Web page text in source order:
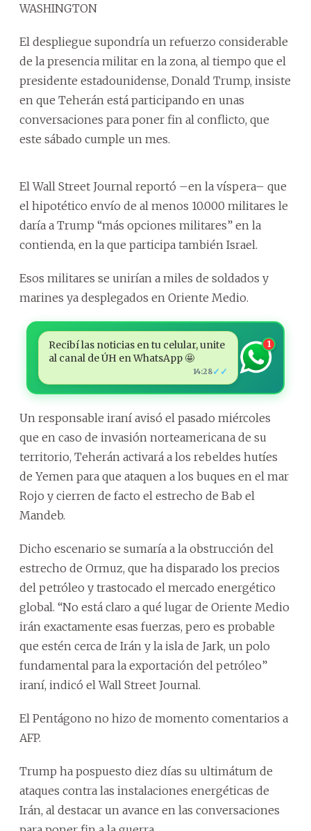
WASHINGTON
El despliegue supondría un refuerzo considerable
de la presencia militar en la zona, al tiempo que el
presidente estadounidense, Donald Trump, insiste
en que Teherán está participando en unas
conversaciones para poner fin al conflicto, que
este sábado cumple un mes.
El Wall Street Journal reportó –en la víspera– que
el hipotético envío de al menos 10.000 militares le
daría a Trump “más opciones militares” en la
contienda, en la que participa también Israel.
Esos militares se unirían a miles de soldados y
marines ya desplegados en Oriente Medio.
Recibí las noticias en tu celular, unite
al canal de ÚH en WhatsApp 🤩
14:28✓✓
1
Un responsable iraní avisó el pasado miércoles
que en caso de invasión norteamericana de su
territorio, Teherán activará a los rebeldes hutíes
de Yemen para que ataquen a los buques en el mar
Rojo y cierren de facto el estrecho de Bab el
Mandeb.
Dicho escenario se sumaría a la obstrucción del
estrecho de Ormuz, que ha disparado los precios
del petróleo y trastocado el mercado energético
global. “No está claro a qué lugar de Oriente Medio
irán exactamente esas fuerzas, pero es probable
que estén cerca de Irán y la isla de Jark, un polo
fundamental para la exportación del petróleo”
iraní, indicó el Wall Street Journal.
El Pentágono no hizo de momento comentarios a
AFP.
Trump ha pospuesto diez días su ultimátum de
ataques contra las instalaciones energéticas de
Irán, al destacar un avance en las conversaciones